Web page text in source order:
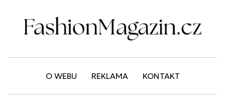
O WEBU REKLAMA KONTAKT